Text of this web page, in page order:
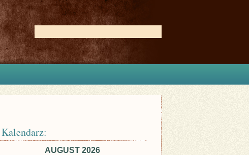
Kalendarz:
AUGUST 2026